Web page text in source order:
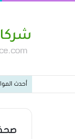
أحدث